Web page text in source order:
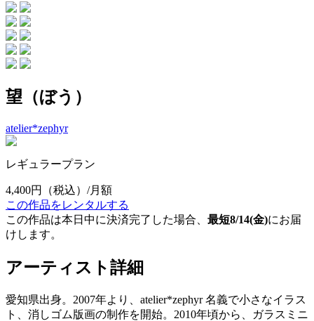
望（ぼう）
atelier*zephyr
レギュラープラン
4,400円
（税込）/月額
この作品をレンタルする
この作品は本日中に決済完了した場合、 最短8/14(金)にお届
けします。
アーティスト詳細
愛知県出身。2007年より、atelier*zephyr 名義で小さなイラス
ト、消しゴム版画の制作を開始。2010年頃から、ガラスミニ